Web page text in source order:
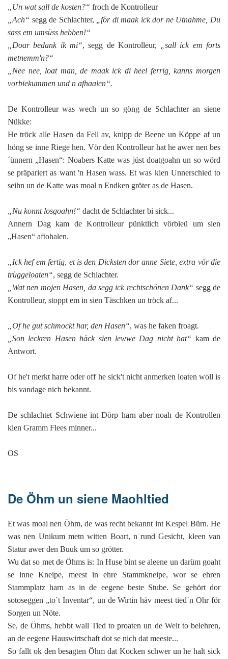
„Un wat sall de kosten?“ froch de Kontrolleur
„Ach“ segg de Schlachter,
„för di maak ick dor ne Utnahme, Du
sass em umsüss hebben!“
„Doar bedank ik mi“, segg de Kontrolleur,
„sall ick em forts
metnemm'n?“
„Nee nee, loat man, de maak ick di heel ferrig, kanns morgen
vorbiekummen und n afhaalen“.
De Kontrolleur was wech un so göng de Schlachter an siene
Nükke:
He tröck alle Hasen da Fell av, knipp de Beene un Köppe af un
höng se inne Riege hen. Vör den Kontrolleur hat he awer nen bes
´ünnern „Hasen“: Noabers Katte was jüst doatgoahn un so wörd
se präpariert as want 'n Hasen wass. Et was kien Unnerschied to
seihn un de Katte was moal n Endken gröter as de Hasen.
„Nu konnt losgoahn!“ dacht de Schlachter bi sick...
Annern Dag kam de Kontrolleur pünktlich vörbieü um sien
„Hasen“ aftohalen.
„Ick hef em fertig, et is den Dicksten dor anne Siete, extra vör die
trüggeloaten“, segg de Schlachter.
„Wat nen mojen Hasen, da segg ick rechtschönen Dank“ segg de
Kontrolleur, stoppt em in sien Täschken un tröck af...
„Of he gut schmockt har, den Hasen“, was he faken froagt.
„Son leckren Hasen häck sien lewwe Dag nicht hat“ kam de
Antwort.
Of he't merkt harre oder off he sick't nicht anmerken loaten woll is
bis vandage nich bekannt.
De schlachtet Schwiene int Dörp harn aber noah de Kontrollen
kien Gramm Flees minner...
OS
De Öhm un siene Maohltied
Et was moal nen Öhm, de was recht bekannt int Kespel Bürn. He
was nen Unikum metn witten Boart, n rund Gesicht, kleen van
Statur awer den Buuk um so grötter.
Wu dat so met de Öhms is: In Huse bint se aleene un darüm goaht
se inne Kneipe, meest in ehre Stammkneipe, wor se ehren
Stammplatz harn as in de eegene beste Stube. Se gehört dor
sotoseggen „to´t Inventar“, un de Wirtin häv meest tied´n Ohr för
Sorgen un Nöte.
Se, de Öhms, hebbt wall Tied to proaten un de Welt to belehren,
an de eegene Hauswirtschaft dot se nich dat meeste...
So fallt ok den besagten Öhm dat Kocken schwer un he halt sick